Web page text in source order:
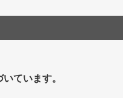
ています。